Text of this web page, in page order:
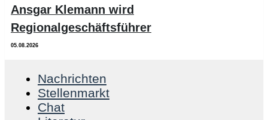
Ansgar Klemann wird
Regionalgeschäftsführer
05.08.2026
Nachrichten
Stellenmarkt
Chat